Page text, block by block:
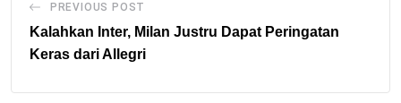
PREVIOUS POST
Kalahkan Inter, Milan Justru Dapat Peringatan
Keras dari Allegri